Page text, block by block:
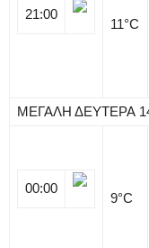
21:00
11°C
ΜΕΓΑΛΗ ΔΕΥΤΕΡΑ
00:00
9°C